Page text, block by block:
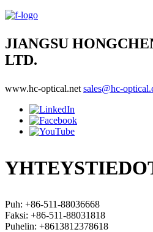
JIANGSU
LTD.
www.hc-optical.net sales@hc-
Puh: +86-511-88036668
Faksi: +86-511-88031818
Puhelin: +8613812378618